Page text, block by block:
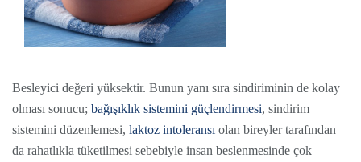
Besleyici değeri yüksektir. Bunun yanı sıra sindiriminin de kolay
olması sonucu; bağışıklık sistemini güçlendirmesi, sindirim
sistemini düzenlemesi, laktoz intoleransı olan bireyler tarafından
da rahatlıkla tüketilmesi sebebiyle insan beslenmesinde çok